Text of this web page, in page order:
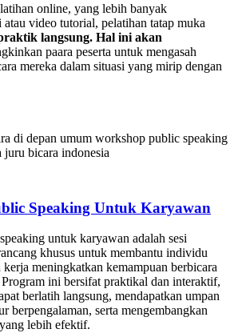
online, yang lebih banyak
atau video tutorial, pelatihan tatap muka
langsung. Hal ini akan
paara peserta untuk mengasah
mereka dalam situasi yang mirip dengan
Speaking Untuk Karyawan
untuk karyawan adalah sesi
khusus untuk membantu individu
meningkatkan kemampuan berbicara
ini bersifat praktikal dan interaktif,
berlatih langsung, mendapatkan umpan
berpengalaman, serta mengembangkan
lebih efektif.